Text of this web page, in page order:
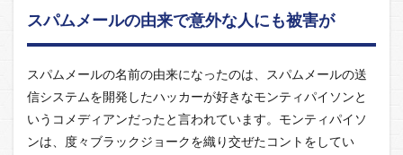
スパムメールの由来で意外な人にも被害が
スパムメールの名前の由来になったのは、スパムメールの送
信システムを開発したハッカーが好きなモンティパイソンと
いうコメディアンだったと言われています。モンティパイソ
ンは、度々ブラックジョークを織り交ぜたコントをしてい